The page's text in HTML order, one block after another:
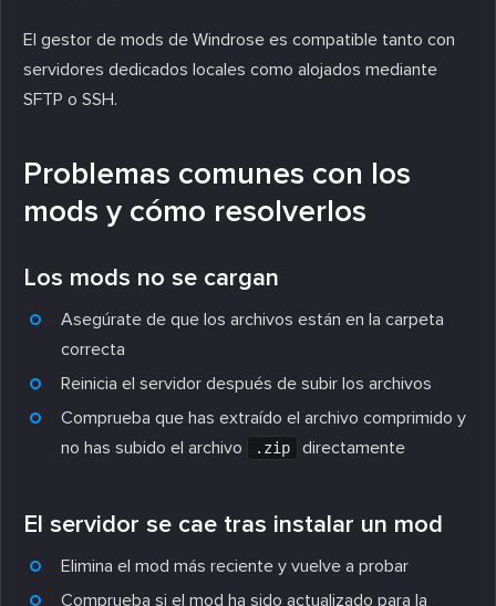
El gestor de mods de Windrose es compatible tanto con
servidores dedicados locales como alojados mediante
SFTP o SSH.
Problemas comunes con los
mods y cómo resolverlos
Los mods no se cargan
Asegúrate de que los archivos están en la carpeta
correcta
Reinicia el servidor después de subir los archivos
Comprueba que has extraído el archivo comprimido y
no has subido el archivo
.zip directamente
El servidor se cae tras instalar un mod
Elimina el mod más reciente y vuelve a probar
Comprueba si el mod ha sido actualizado para la